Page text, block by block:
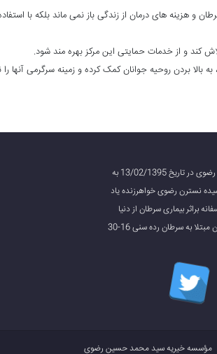
و هزینه های درمان از زندگی باز نمی ماند بلکه با
کند و از خدمات حمایتی این مرکز بهره مند شود.
بردن روحیه جوانان کمک کرده و زمینه سرگرمی آنها را
موسسه خیریه سید محمدحسین رضوی در تاریخ 13/02/1395 به
خانم سیده نسترن رضوی خواهرزنده یاد
براثر بیماری سرطان از دنیا
رفته است، با هدف یاری به جوانان مبتلا به سرطان رده سنی 16-30
مؤسسه خیریه سید محمد حسین رضوی